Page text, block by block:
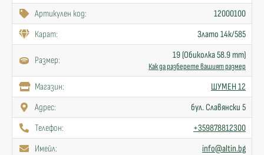
Артикулен код:
12000100
Карат:
Злато 14к/585
Размер: 19 (Обиколка 58.9 mm)
Как да разберете вашият размер
Mагазин:
ШУМЕН 12
Адрес:
бул. Славянски 5
Телефон:
+359878812300
Имейл:
info@altin.bg